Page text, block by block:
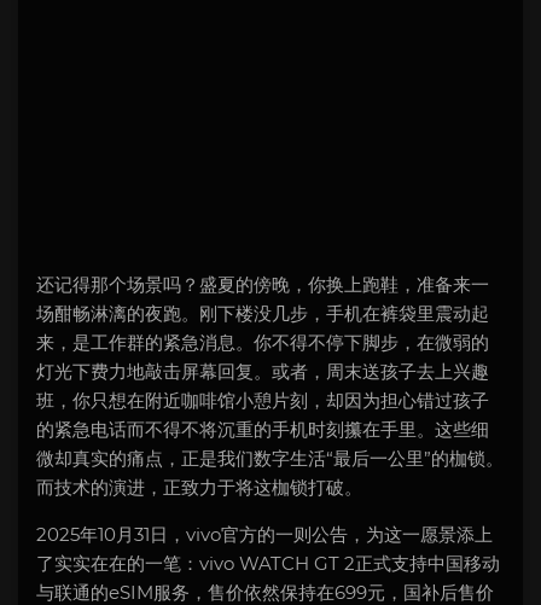
还记得那个场景吗？盛夏的傍晚，你换上跑鞋，准备来一
场酣畅淋漓的夜跑。刚下楼没几步，手机在裤袋里震动起
来，是工作群的紧急消息。你不得不停下脚步，在微弱的
灯光下费力地敲击屏幕回复。或者，周末送孩子去上兴趣
班，你只想在附近咖啡馆小憩片刻，却因为担心错过孩子
的紧急电话而不得不将沉重的手机时刻攥在手里。这些细
微却真实的痛点，正是我们数字生活“最后一公里”的枷锁。
而技术的演进，正致力于将这枷锁打破。
2025年10月31日，vivo官方的一则公告，为这一愿景添上
了实实在在的一笔：vivo WATCH GT 2正式支持中国移动
与联通的eSIM服务，售价依然保持在699元，国补后售价